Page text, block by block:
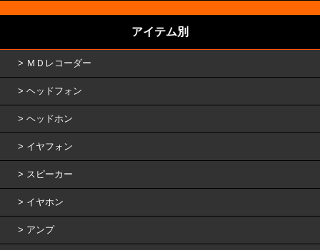
アイテム別
ＭＤレコーダー
ヘッドフォン
ヘッドホン
イヤフォン
スピーカー
イヤホン
アンプ